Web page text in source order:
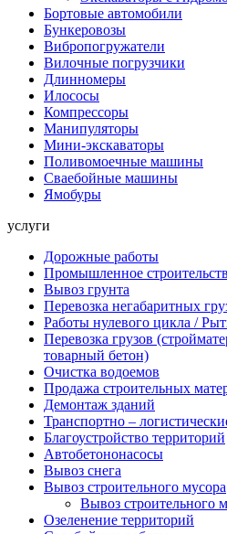
Бортовые автомобили
Бункеровозы
Вибропогружатели
Вилочные погрузчики
Длинномеры
Илососы
Компрессоры
Манипуляторы
Мини-экскаваторы
Поливомоечные машины
Сваебойные машины
Ямобуры
услуги
Дорожные работы
Промышленное
Вывоз грунта
Перевозка негабаритных
Работы нулевого цикла /
Перевозка грузов
товарный бетон)
Очистка водоемов
Продажа строительных
Демонтаж зданий
Транспортно –
Благоустройство территорий
Автобетононасосы
Вывоз снега
Вывоз строительного мусора
Вывоз строительного
Озеленение территорий